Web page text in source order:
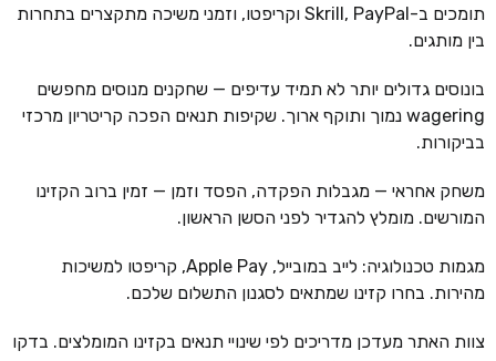
תומכים ב-Skrill, PayPal וקריפטו, וזמני משיכה מתקצרים בתחרות
בין מותגים.
בונוסים גדולים יותר לא תמיד עדיפים — שחקנים מנוסים מחפשים
wagering נמוך ותוקף ארוך. שקיפות תנאים הפכה קריטריון מרכזי
בביקורות.
משחק אחראי — מגבלות הפקדה, הפסד וזמן — זמין ברוב הקזינו
המורשים. מומלץ להגדיר לפני הסשן הראשון.
מגמות טכנולוגיה: לייב במובייל, Apple Pay, קריפטו למשיכות
מהירות. בחרו קזינו שמתאים לסגנון התשלום שלכם.
צוות האתר מעדכן מדריכים לפי שינויי תנאים בקזינו המומלצים. בדקו